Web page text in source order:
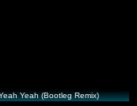
Yeah (Bootleg Remix)